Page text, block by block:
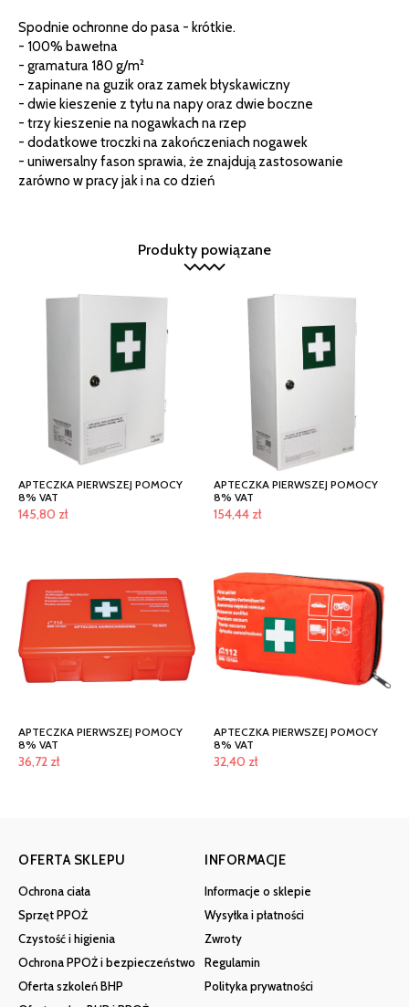
Spodnie ochronne do pasa - krótkie.
- 100% bawełna
- gramatura 180 g/m²
- zapinane na guzik oraz zamek błyskawiczny
- dwie kieszenie z tyłu na napy oraz dwie boczne
- trzy kieszenie na nogawkach na rzep
- dodatkowe troczki na zakończeniach nogawek
- uniwersalny fason sprawia, że znajdują zastosowanie
zarówno w pracy jak i na co dzień
Produkty powiązane
APTECZKA PIERWSZEJ POMOCY
8% VAT
145,80 zł
APTECZKA PIERWSZEJ POMOCY
8% VAT
154,44 zł
APTECZKA PIERWSZEJ POMOCY
8% VAT
36,72 zł
APTECZKA PIERWSZEJ POMOCY
8% VAT
32,40 zł
OFERTA SKLEPU
Ochrona ciała
Sprzęt PPOŻ
Czystość i higienia
Ochrona PPOŻ i bezpieczeństwo
Oferta szkoleń BHP
INFORMACJE
Informacje o sklepie
Wysyłka i płatności
Zwroty
Regulamin
Polityka prywatności